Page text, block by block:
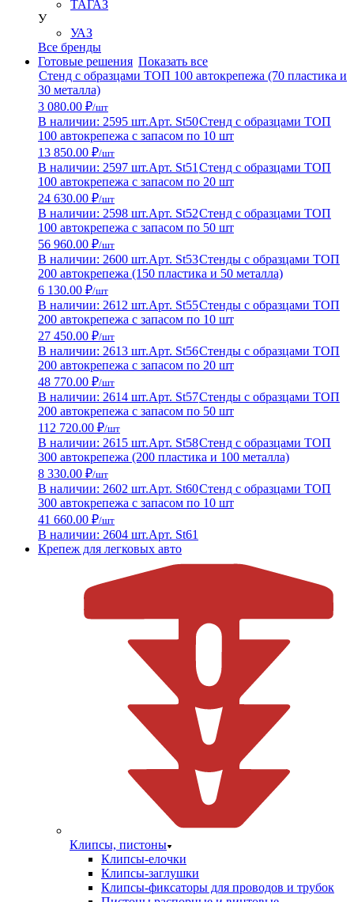
ТАГАЗ
У
УАЗ
Все бренды
Готовые решения Показать все
Стенд с образцами ТОП 100 автокрепежа (70 пластика и
30 металла)
3 080.00 ₽/шт
В наличии: 2595 шт.Арт. St50Стенд с образцами ТОП
100 автокрепежа с запасом по 10 шт
13 850.00 ₽/шт
В наличии: 2597 шт.Арт. St51 Стенд с образцами ТОП
100 автокрепежа с запасом по 20 шт
24 630.00 ₽/шт
В наличии: 2598 шт.Арт. St52Стенд с образцами ТОП
100 автокрепежа с запасом по 50 шт
56 960.00 ₽/шт
В наличии: 2600 шт.Арт. St53Стенды с образцами ТОП
200 автокрепежа (150 пластика и 50 металла)
6 130.00 ₽/шт
В наличии: 2612 шт.Арт. St55Стенды с образцами ТОП
200 автокрепежа с запасом по 10 шт
27 450.00 ₽/шт
В наличии: 2613 шт.Арт. St56Стенды с образцами ТОП
200 автокрепежа с запасом по 20 шт
48 770.00 ₽/шт
В наличии: 2614 шт.Арт. St57Стенды с образцами ТОП
200 автокрепежа с запасом по 50 шт
112 720.00 ₽/шт
В наличии: 2615 шт.Арт. St58Стенд с образцами ТОП
300 автокрепежа (200 пластика и 100 металла)
8 330.00 ₽/шт
В наличии: 2602 шт.Арт. St60Стенд с образцами ТОП
300 автокрепежа с запасом по 10 шт
41 660.00 ₽/шт
В наличии: 2604 шт.Арт. St61
Крепеж для легковых авто
Клипсы, пистоны
Клипсы-елочки
Клипсы-заглушки
Клипсы-фиксаторы для проводов и трубок